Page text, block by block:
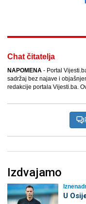
Chat čitatelja
NAPOMENA - Portal
sadržaj bez najave i
redakcije portala Vijesti.ba.
Izdvajamo
U